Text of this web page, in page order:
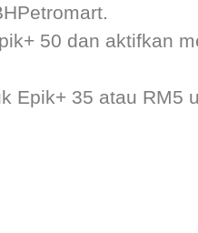
50 dan aktifkan
Epik+ 35 atau RM5